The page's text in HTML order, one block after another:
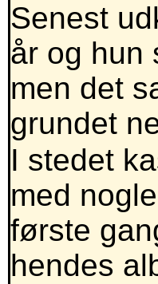
Senest
år og hun
men det
grundet
I stedet
med
første
hendes